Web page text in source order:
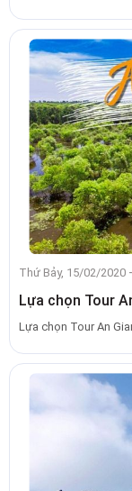
Thứ Bảy, 15/02/2020 -
Lựa chọn Tour
Lựa chọn Tour An